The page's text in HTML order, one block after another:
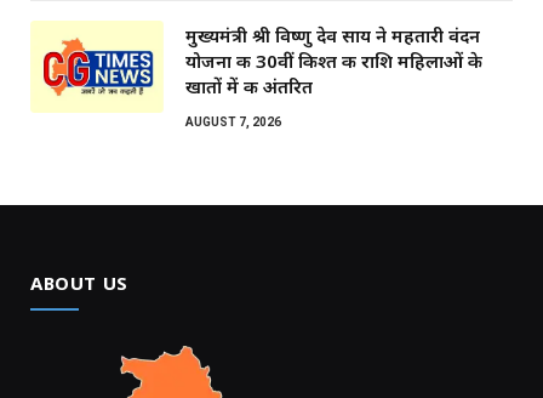
मुख्यमंत्री श्री विष्णु देव साय ने महतारी वंदन
योजना की 30वीं किश्त की राशि महिलाओं के
खातों में की अंतरित
AUGUST 7, 2026
ABOUT US